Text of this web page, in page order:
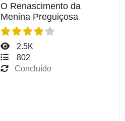
O Renascimento da
Menina Preguiçosa
2.5K
802
Concluído